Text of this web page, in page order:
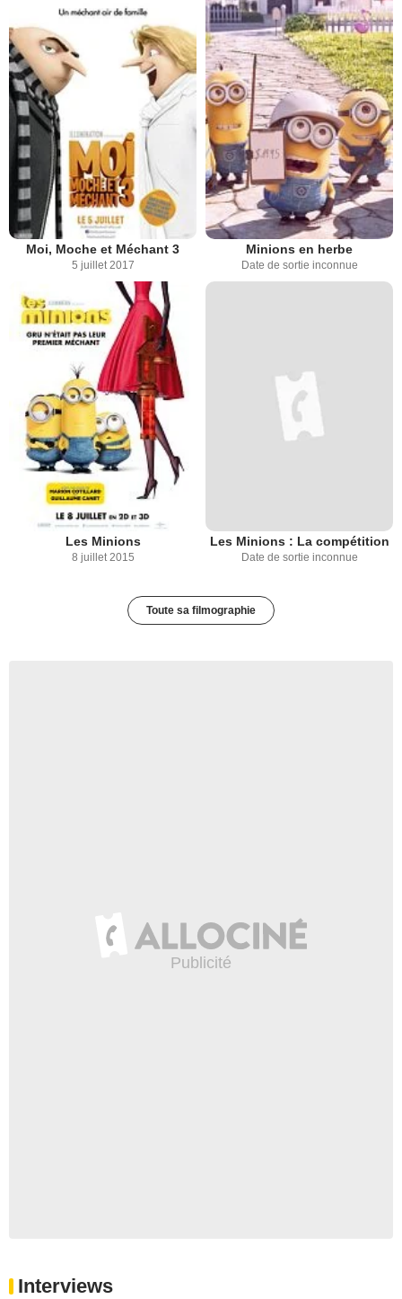
Moi, Moche et Méchant 3
5 juillet 2017
Minions en herbe
Date de sortie inconnue
Les Minions
8 juillet 2015
Les Minions : La compétition
Date de sortie inconnue
Toute sa filmographie
Interviews